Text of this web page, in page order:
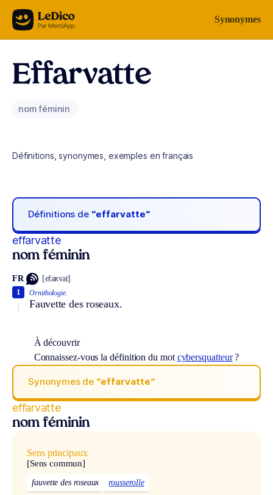
Aller au contenu Synonymes
Effarvatte
nom féminin
Définitions, synonymes, exemples en français
Définitions de “effarvatte“
effarvatte
nom féminin
FR [efaʀvat]
Ornithologie.
Fauvette des roseaux.
1
À découvrir
Connaissez-vous la définition du mot cybersquatteur?
Synonymes de “effarvatte“
effarvatte
nom féminin
Sens principaux
[Sens commun]
fauvette des roseaux rousserolle